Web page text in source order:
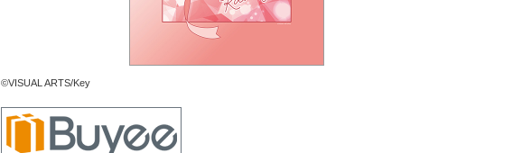
©VISUAL ARTS/Key